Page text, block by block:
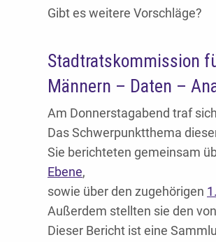
Gibt es weitere Vorschläge?
Stadtratskommission
Männern – Daten –
Am Donnerstagabend traf
Das Schwerpunktthema
Sie berichteten gemeinsam
Ebene,
sowie über den zugehörigen
Außerdem stellten sie den
Dieser Bericht ist eine